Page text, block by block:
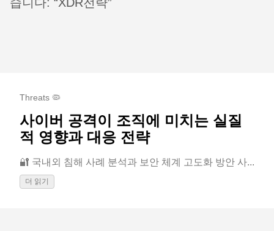
Threats 🦠
사이버 공격이 조직에 미치는 실질
적 영향과 대응 전략
🔐 국내외 침해 사례 분석과 보안 체계 고도화 방안 사...
더 읽기